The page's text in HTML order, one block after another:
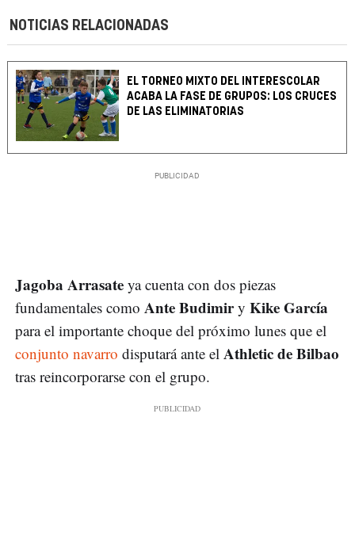
NOTICIAS RELACIONADAS
EL TORNEO MIXTO DEL INTERESCOLAR
ACABA LA FASE DE GRUPOS: LOS CRUCES
DE LAS ELIMINATORIAS
Jagoba Arrasate ya cuenta con dos piezas
fundamentales como Ante Budimiry Kike García
para el importante choque del próximo lunes que el
conjunto navarro disputará ante el Athletic de Bilbao
tras reincorporarse con el grupo.